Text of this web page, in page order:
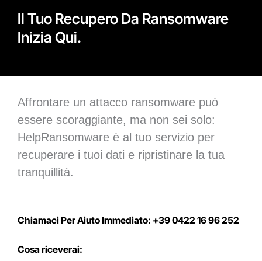
Il Tuo Recupero Da Ransomware
Inizia Qui.
Affrontare un attacco ransomware può
essere scoraggiante, ma non sei solo:
HelpRansomware è al tuo servizio per
recuperare i tuoi dati e ripristinare la tua
tranquillità.
Chiamaci Per Aiuto Immediato: +39 0422 16 96 252
Cosa riceverai: